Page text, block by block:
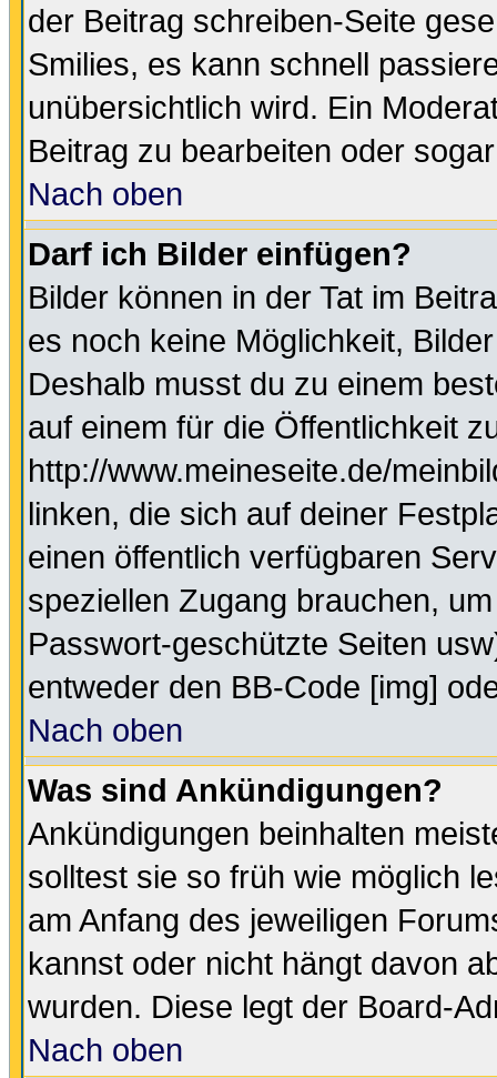
der Beitrag schreiben-Seite
Smilies, es kann schnell
unübersichtlich wird. Ein
Beitrag zu bearbeiten oder
Nach oben
Darf ich Bilder einfügen?
Bilder können in der Tat im
es noch keine Möglichkeit,
Deshalb musst du zu einem
auf einem für die Öffentlichkeit
http://www.meineseite.de/
linken, die sich auf deiner
einen öffentlich verfügbaren
speziellen Zugang brauchen,
Passwort-geschützte Seiten
entweder den BB-Code [img]
Nach oben
Was sind Ankündigungen?
Ankündigungen beinhalten
solltest sie so früh wie möglich
am Anfang des jeweiligen
kannst oder nicht hängt davon
wurden. Diese legt der Board-
Nach oben